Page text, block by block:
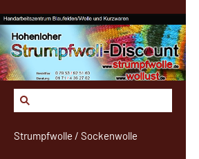
Strumpfwolle / Sockenwolle